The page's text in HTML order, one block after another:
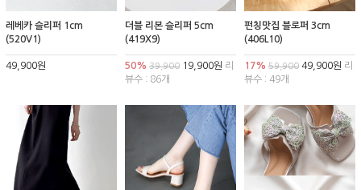
레베카 슬리퍼 1cm
(520V1)
49,900원
더블 리본 슬리퍼 5cm
(419X9)
50% 39,90019,900원 리
뷰수 : 86개
펀칭맛집 블로퍼 3cm
(406L10)
17% 59,90049,900원 리
뷰수 : 49개